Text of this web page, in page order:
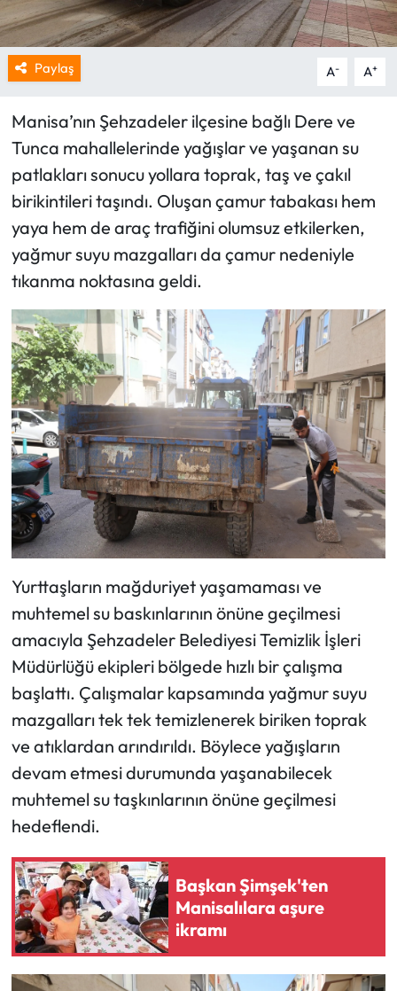
Paylaş A- A+
Manisa’nın Şehzadeler ilçesine bağlı Dere ve
Tunca mahallelerinde yağışlar ve yaşanan su
patlakları sonucu yollara toprak, taş ve çakıl
birikintileri taşındı. Oluşan çamur tabakası hem
yaya hem de araç trafiğini olumsuz etkilerken,
yağmur suyu mazgalları da çamur nedeniyle
tıkanma noktasına geldi.
Yurttaşların mağduriyet yaşamaması ve
muhtemel su baskınlarının önüne geçilmesi
amacıyla Şehzadeler Belediyesi Temizlik İşleri
Müdürlüğü ekipleri bölgede hızlı bir çalışma
başlattı. Çalışmalar kapsamında yağmur suyu
mazgalları tek tek temizlenerek biriken toprak
ve atıklardan arındırıldı. Böylece yağışların
devam etmesi durumunda yaşanabilecek
muhtemel su taşkınlarının önüne geçilmesi
hedeflendi.
Başkan Şimşek'ten
Manisalılara aşure
ikramı